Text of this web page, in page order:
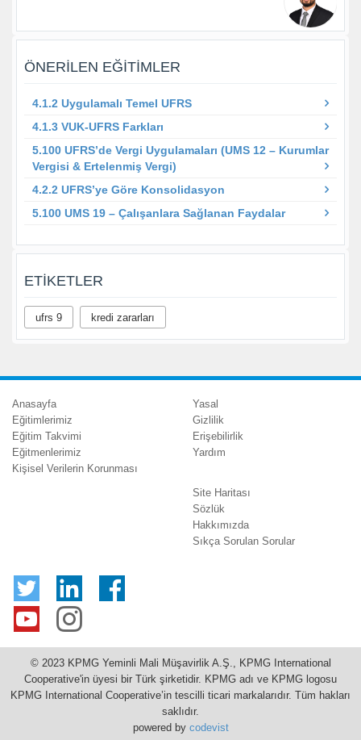
ÖNERILEN EĞITIMLER
4.1.2 Uygulamalı Temel UFRS
4.1.3 VUK-UFRS Farkları
5.100 UFRS’de Vergi Uygulamaları (UMS 12 – Kurumlar
Vergisi & Ertelenmiş Vergi)
4.2.2 UFRS’ye Göre Konsolidasyon
5.100 UMS 19 – Çalışanlara Sağlanan Faydalar
ETIKETLER
ufrs 9 kredi zararları
Anasayfa
Eğitimlerimiz
Eğitim Takvimi
Eğitmenlerimiz
Kişisel Verilerin Korunması
Yasal
Gizlilik
Erişebilirlik
Yardım
Site Haritası
Sözlük
Hakkımızda
Sıkça Sorulan Sorular
© 2023 KPMG Yeminli Mali Müşavirlik A.Ş., KPMG International
Cooperative'in üyesi bir Türk şirketidir. KPMG adı ve KPMG logosu
KPMG International Cooperative’in tescilli ticari markalarıdır. Tüm hakları
saklıdır.
powered by codevist